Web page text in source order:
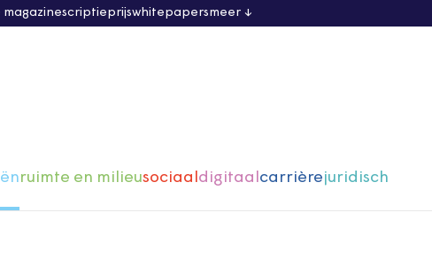
scriptieprijswhitepapersmeer
ruimte en milieusociaaldigitaalcarrièrejuridisch